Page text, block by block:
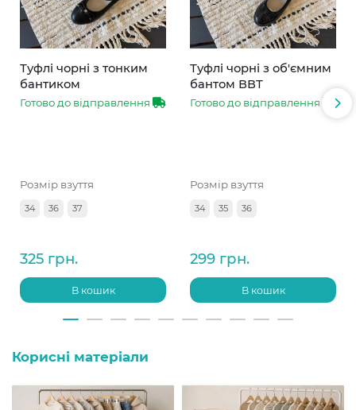
Туфлі чорні з тонким
бантиком
Готово до відправлення
Розмір взуття
34 36 37
325 грн.
В кошик
Туфлі чорні з об'ємним
бантом ВВТ
Готово до відправлення
Розмір взуття
34 35 36
299 грн.
В кошик
Корисні матеріали